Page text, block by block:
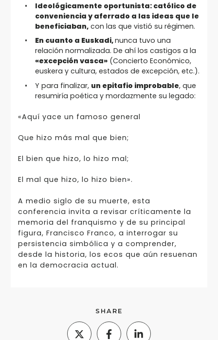
Ideológicamente oportunista: católico de
conveniencia y aferrado a las ideas que le
beneficiaban,con las que vistió su régimen.
En cuanto a Euskadi,nunca tuvo una
relación normalizada. De ahí los castigos a la
«excepción vasca»(Concierto Económico,
euskera y cultura, estados de excepción, etc.).
Y para finalizar, un epitafio improbable, que
resumiría poética y mordazmente su legado:
«Aquí yace un famoso general
Que hizo más mal que bien;
El bien que hizo, lo hizo mal;
El mal que hizo, lo hizo bien».
A medio siglo de su muerte, esta
conferencia invita a revisar críticamente la
memoria del franquismo y de su principal
figura, Francisco Franco, a interrogar su
persistencia simbólica y a comprender,
desde la historia, los ecos que aún resuenan
en la democracia actual.
SHARE